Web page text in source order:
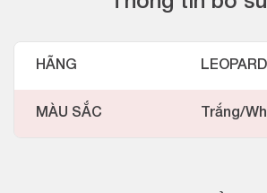
HÃNG LEOPARD
MÀU SẮC Trắng/